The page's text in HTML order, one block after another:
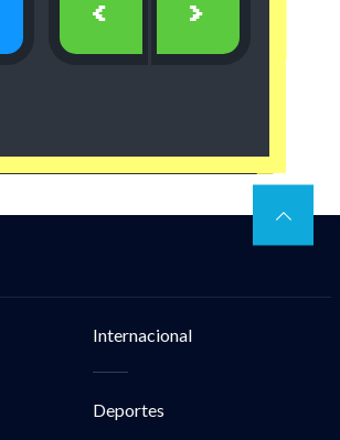
< >
Internacional
Deportes